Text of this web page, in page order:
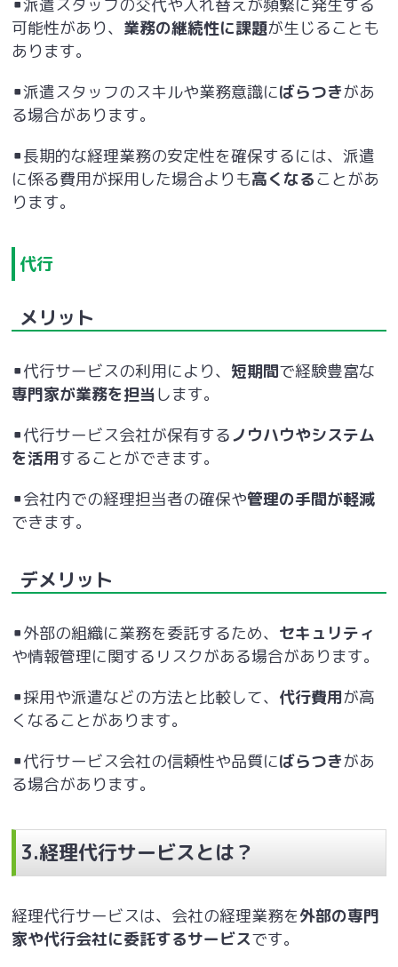
▪派遣スタッフの交代や入れ替えが頻繁に発生する
可能性があり、 業務の継続性に課題が生じることも
あります。
▪派遣スタッフのスキルや業務意識にばらつきがあ
る場合があります。
▪長期的な経理業務の安定性を確保するには、派遣
に係る費用が採用した場合よりも高くなることがあ
ります。
代行
メリット
▪代行サービスの利用により、 短期間で経験豊富な
専門家が業務を担当します。
▪代行サービス会社が保有するノウハウやシステム
を活用することができます。
▪会社内での経理担当者の確保や管理の手間が軽減
できます。
デメリット
▪外部の組織に業務を委託するため、 セキュリティ
や情報管理に関するリスクがある場合があります。
▪採用や派遣などの方法と比較して、 代行費用が高
くなることがあります。
▪代行サービス会社の信頼性や品質にばらつきがあ
る場合があります。
3.経理代行サービスとは？
経理代行サービスは、会社の経理業務を外部の専門
家や代行会社に委託するサービスです。